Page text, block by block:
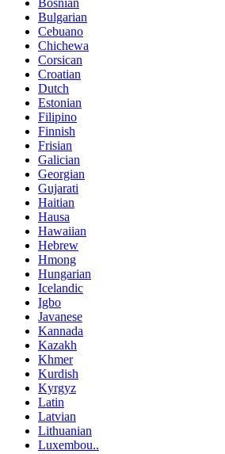
Bulgarian
Cebuano
Chichewa
Corsican
Croatian
Dutch
Estonian
Filipino
Finnish
Frisian
Galician
Georgian
Gujarati
Haitian
Hausa
Hawaiian
Hebrew
Hmong
Hungarian
Icelandic
Igbo
Javanese
Kannada
Kazakh
Khmer
Kurdish
Kyrgyz
Latin
Latvian
Lithuanian
Luxembou..